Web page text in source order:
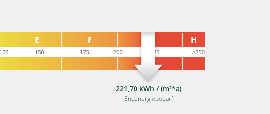
221,70 kWh / (m²*a)
Endenergiebedarf